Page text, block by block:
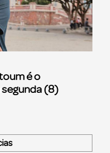
é o
segunda (8)